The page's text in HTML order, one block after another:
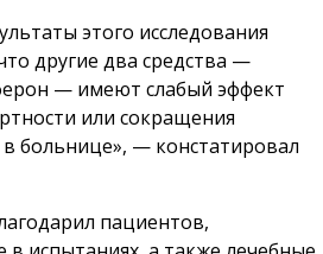
этого исследования
другие два средства —
— имеют слабый эффект
или сокращения
больнице», — констатировал
пациентов,